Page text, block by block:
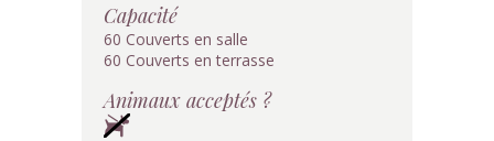
Capacité
60 Couverts en salle
60 Couverts en terrasse
Animaux acceptés ?